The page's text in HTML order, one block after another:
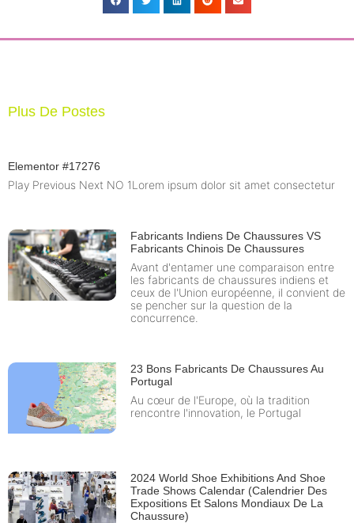
Plus De Postes
Elementor #17276
Play Previous Next NO 1Lorem ipsum dolor sit amet consectetur
Fabricants Indiens De Chaussures VS
Fabricants Chinois De Chaussures
Avant d'entamer une comparaison entre
les fabricants de chaussures indiens et
ceux de l'Union européenne, il convient de
se pencher sur la question de la
concurrence.
23 Bons Fabricants De Chaussures Au
Portugal
Au cœur de l'Europe, où la tradition
rencontre l'innovation, le Portugal
2024 World Shoe Exhibitions And Shoe
Trade Shows Calendar (Calendrier Des
Expositions Et Salons Mondiaux De La
Chaussure)